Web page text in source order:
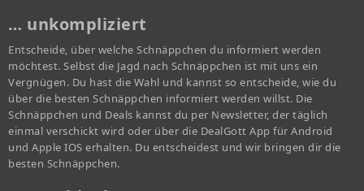
… unkompliziert
Entscheide, über welche Schnäppchen du informiert werden
möchtest. Selbst die Jagd nach Schnäppchen ist mit uns ein
Vergnügen. Du hast die Wahl und kannst so entscheide, wie du
über die besten Schnäppchen informiert werden willst. Die
Schnäppchen und Deals kannst du per Newsletter, der täglich
einmal verschickt wird oder über die DealGott App für Android
und Apple IOS erhalten. Du entscheidest und wir bringen dir die
besten Schnäppchen.